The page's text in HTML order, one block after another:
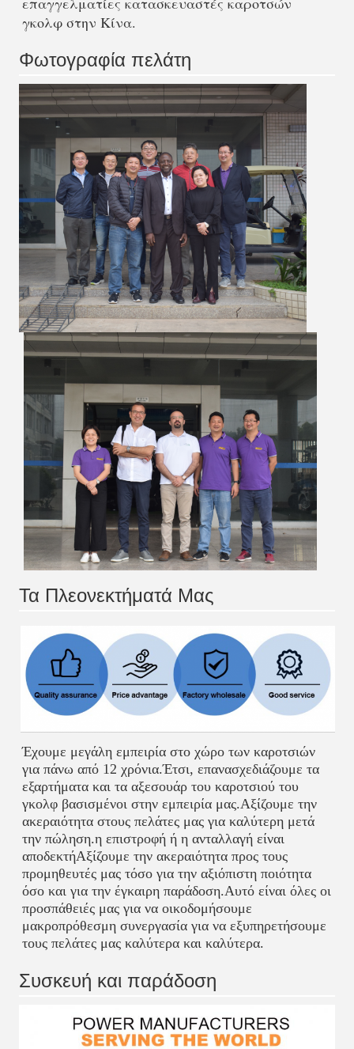
γκολφ στην Κίνα.
Φωτογραφία πελάτη
Τα Πλεονεκτήματά Μας
Έχουμε μεγάλη εμπειρία στο χώρο των καροτσιών
για πάνω από 12 χρόνια.Έτσι, επανασχεδιάζουμε τα
εξαρτήματα και τα αξεσουάρ του καροτσιού του
γκολφ βασισμένοι στην εμπειρία μας.Αξίζουμε την
ακεραιότητα στους πελάτες μας για καλύτερη μετά
την πώληση.η επιστροφή ή η ανταλλαγή είναι
αποδεκτήΑξίζουμε την ακεραιότητα προς τους
προμηθευτές μας τόσο για την αξιόπιστη ποιότητα
όσο και για την έγκαιρη παράδοση.Αυτό είναι όλες οι
προσπάθειές μας για να οικοδομήσουμε
μακροπρόθεσμη συνεργασία για να εξυπηρετήσουμε
τους πελάτες μας καλύτερα και καλύτερα.
Συσκευή και παράδοση